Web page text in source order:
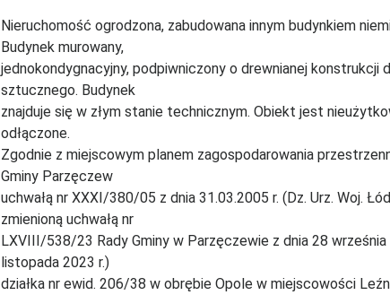
Nieruchomość ogrodzona, zabudowana innym budynkiem
Budynek murowany,
jednokondygnacyjny, podpiwniczony o drewnianej
sztucznego. Budynek
znajduje się w złym stanie technicznym. Obiekt jest
odłączone.
Zgodnie z miejscowym planem zagospodarowania
Gminy Parzęczew
uchwałą nr XXXI/380/05 z dnia 31.03.2005 r. (Dz. Urz. Woj.
zmienioną uchwałą nr
LXVIII/538/23 Rady Gminy w Parzęczewie z dnia 28
listopada 2023 r.)
działka nr ewid. 206/38 w obrębie Opole w miejscowości